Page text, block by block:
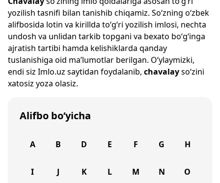
yozilish tasnifi bilan tanishib chiqamiz. So‘zning o‘zbek
alifbosida lotin va kirillda to‘g‘ri yozilish imlosi, nechta
undosh va unlidan tarkib topgani va bexato bo‘g‘inga
ajratish tartibi hamda kelishiklarda qanday
tuslanishiga oid ma’lumotlar berilgan. O‘ylaymizki,
endi siz Imlo.uz saytidan foydalanib, chavalayso‘zini
xatosiz yoza olasiz.
Alifbo bo‘yicha
A B D E F G H
I J K L M N O